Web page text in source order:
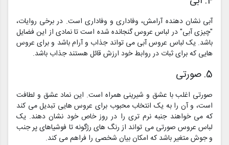
آبی نشان دهنده آرامش، وفاداری و وفاداری است. در برخی روایات،
"چیزی آبی" در لباس عروس گنجانده شده است تا نمادی از این فضایل
باشد. یک لباس عروس آبی می تواند جذاب و آرام باشد و برای عروس
هایی که برای ثبات در روابط خود ارزش قائل هستند جذاب باشد.
5. صورتی
صورتی اغلب با عشق و شیرینی همراه است. این نماد عشق و لطافت
است، و آن را به یک انتخاب محبوب برای عروس هایی تبدیل می کند
که می خواهند جنبه نرم تری را در روز خاص خود نشان دهند. یک
لباس عروس صورتی می تواند از رنگ های رژگونه تا فوشیاهای پر جنب
و جوش متغیر باشد که امکان بیان شخصی را فراهم می کند.